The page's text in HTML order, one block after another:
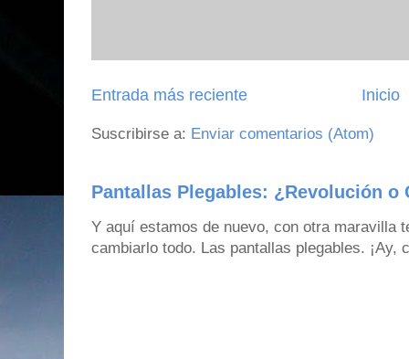
Entrada más reciente Inicio
Suscribirse a: Enviar comentarios (Atom)
Pantallas Plegables: ¿Revolución o
Y aquí estamos de nuevo, con otra maravilla
cambiarlo todo. Las pantallas plegables. ¡Ay,